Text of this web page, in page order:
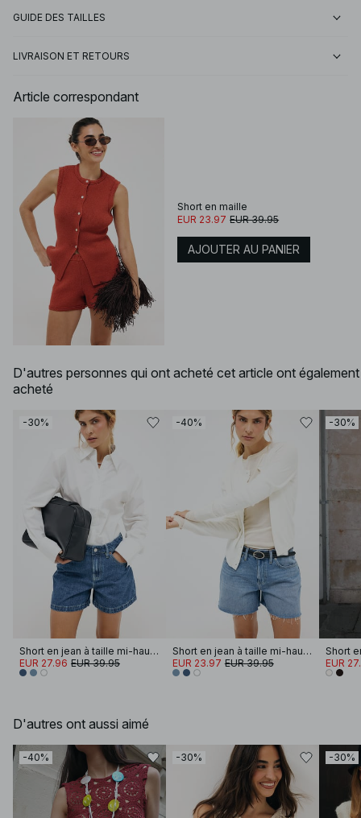
GUIDE DES TAILLES
LIVRAISON ET RETOURS
Article correspondant
Short en maille
EUR 23.97 EUR 39.95
AJOUTER AU PANIER
D'autres personnes qui ont acheté cet article ont également
acheté
-30%
Short en jean à taille mi-haute
EUR 27.96 EUR 39.95
-40%
Short en jean à taille mi-haute
EUR 23.97 EUR 39.95
-30%
Short
EUR
D'autres ont aussi aimé
-40% -30% -30%